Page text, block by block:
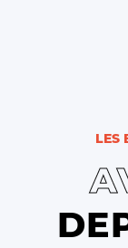
LES